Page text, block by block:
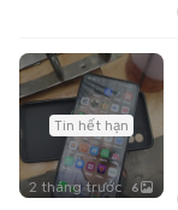
Tin hết hạn
2 tháng trước 6